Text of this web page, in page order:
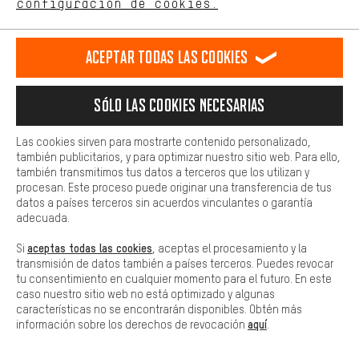
PAGO SEGURO
configuración de cookies.
Más confort
cookies de comodidad, creamos enlaces a plataformas de redes
sociales. Esto nos permite proporcionarle más contenido e
adicionales que le ayudarán a encontrar los productos adecuados.
preguntas de forma rápida y sencilla.
Básica
Las cookies básicas aseguran que puedas usar nuestro sitio web.
Aceptar todas las cookies
Sólo las cookies necesarias
Las cookies sirven para mostrarte contenido personalizado,
también publicitarios, y para optimizar nuestro sitio web. Para ello,
también transmitimos tus datos a terceros que los utilizan y
procesan. Este proceso puede originar una transferencia de tus
datos a países terceros sin acuerdos vinculantes o garantía
adecuada.
Si aceptas todas las cookies , aceptas el procesamiento y la
transmisión de datos también a países terceros. Puedes revocar
tu consentimiento en cualquier momento para el futuro. En este
caso nuestro sitio web no está optimizado y algunas
características no se encontrarán disponibles. Obtén más
información sobre los derechos de revocación aquí.